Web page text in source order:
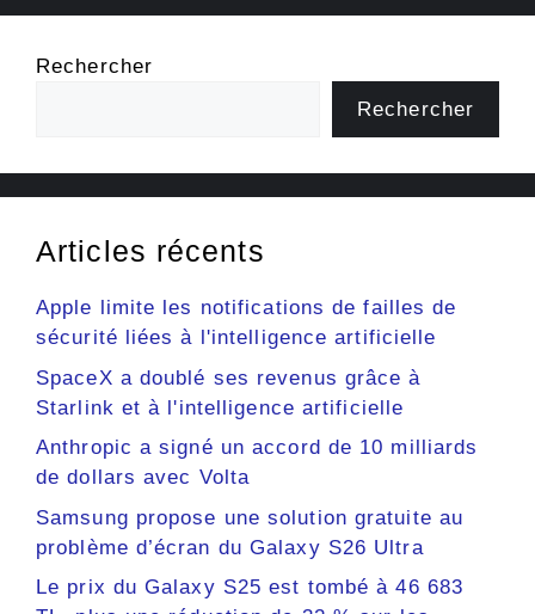
Rechercher
Rechercher
Articles récents
Apple limite les notifications de failles de
sécurité liées à l'intelligence artificielle
SpaceX a doublé ses revenus grâce à
Starlink et à l'intelligence artificielle
Anthropic a signé un accord de 10 milliards
de dollars avec Volta
Samsung propose une solution gratuite au
problème d’écran du Galaxy S26 Ultra
Le prix du Galaxy S25 est tombé à 46 683